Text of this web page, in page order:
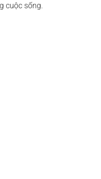
cuộc sống.